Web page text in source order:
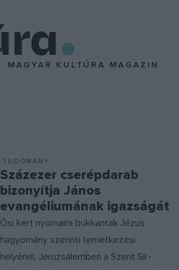
MAGYAR KULTÚRA MAGAZIN
TUDOMÁNY
Százezer cserépdarab
bizonyítja János
evangéliumának igazságát
Ősi kert nyomaira bukkantak Jézus
hagyomány szerinti temetkezési
helyénél, Jeruzsálemben a Szent Sír-